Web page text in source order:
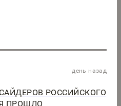
день назад
РОССИЙСКОГО
ПРОШЛО